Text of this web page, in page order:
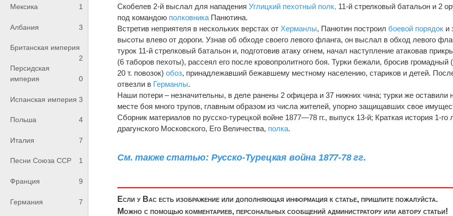
Мексика 1
Албания 3
Британская империя
2
Персидская
империя
0
Испанская империя 3
Польша 4
Италия 7
Песни Союза ССР 1
Франция 9
Германия 7
Скобелев 2-й выслал для нападенияУглицкий пехотный полк, 11-й стрелковый батальон и 2
под командою полковника Панютина.
Встретив неприятеля в нескольких верстах от Херманлы, Панютин построил боевой порядок и
высоты влево от дороги. Узнав об обходе своего левого фланга, он выслал в обход левого
турок 11-й стрелковый батальон и, подготовив атаку огнем, начал наступление атаковав
(6 таборов пехоты), рассеял его после кровопролитного боя. Турки бежали, бросив громадный
20 т. повозок)обоз, принадлежавший бежавшему местному населению, стариков и детей.
отвезли в Германлы.
Наши потери – незначительны, в деле ранены 2 офицера и 37 нижних чина; турки же оста­вили
месте боя много трупов, главным образом из числа жителей, упорно защищавших свое
Сборник материалов по русско-турецкой войне 1877—78 гг., выпуск 13-й; Краткая история 1-го
драгунского Московского, Его Величества, полка.
См. также статью: Русско-Турецкая война 1877-78 гг.
Если у Вас есть изображение или дополняющая информация к статье, пришлите пожалуйста.
Можно с помощью комментариев, персональных сообщений администратору или автору статьи!